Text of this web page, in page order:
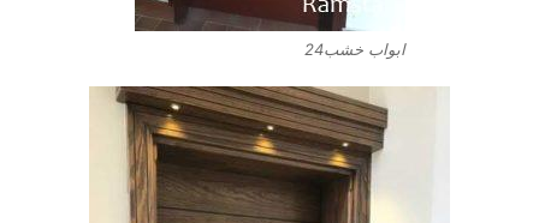
ابواب خشب24